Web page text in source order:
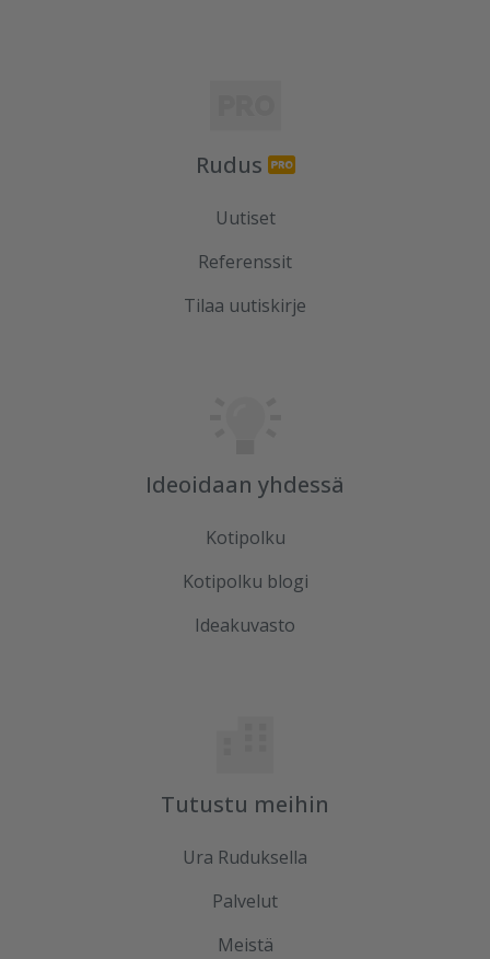
Rudus
Uutiset
Referenssit
Tilaa uutiskirje
Ideoidaan yhdessä
Kotipolku
Kotipolku blogi
Ideakuvasto
Tutustu meihin
Ura Ruduksella
Palvelut
Meistä